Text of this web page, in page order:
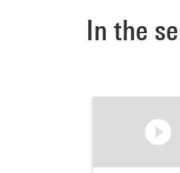
In the